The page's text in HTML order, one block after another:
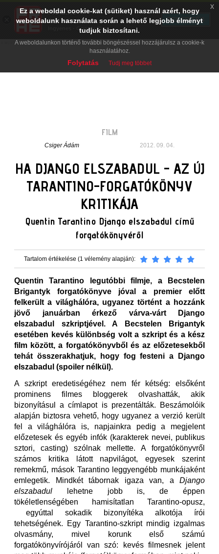
FILM
Csiger Ádám 2012. 09. 04.
HA DJANGO ELSZABADUL - AZ ÚJ
TARANTINO-FORGATÓKÖNYV
KRITIKÁJA
Quentin Tarantino Django elszabadul című
forgatókönyvéről
Tartalom értékelése (1 vélemény alapján):
Quentin Tarantino legutóbbi filmje, a Becstelen
Brigantyk forgatókönyve jóval a premier előtt
felkerült a világhálóra, ugyanez történt a hozzánk
jövő januárban érkező várva-várt Django
elszabadul szkriptjével. A Becstelen Brigantyk
esetében kevés különbség volt a szkript és a kész
film között, a forgatókönyvből és az előzetesekből
tehát összerakhatjuk, hogy fog festeni a Django
elszabadul (spoiler nélkül).
A szkript eredetiségéhez nem fér kétség: elsőként
prominens filmes bloggerek olvashatták, akik
bizonyításul a címlapot is prezentálták. Beszámolóik
alapján biztosra vehető, hogy ugyanez a verzió került
fel a világhálóra is, napjainkra pedig a megjelent
előzetesek és egyéb infók (karakterek nevei, publikus
sztori, casting) szólnak mellette. A forgatókönyvről
számos kritika látott napvilágot, egyesek szerint
remekmű, mások Tarantino leggyengébb munkájaként
emlegetik. Mindkét tábornak igaza van, a Django
elszabadul lehetne jobb is, de éppen
tökéletlenségében hamisítatlan Tarantino-opusz,
egyúttal sokadik bizonyítéka alkotója írói
tehetségének. Egy Tarantino-szkript mindig izgalmas
olvasmány, mivel korunk első számú
forgatókönyvírójáról van szó: kevés filmesnek jelent
Ez a weboldal cookie-kat (sütiket) használ azért, hogy
weboldalunk használata során a lehető legjobb élményt
tudjuk biztosítani.
A weboldalunkon történő további böngészéssel hozzájárulsz a cookie-k
használatához.
Folytatás Tudj meg többet
x
PRAE.HU
Digital Evolution
Ingyenes - Google Play
TELEPÍTÉS